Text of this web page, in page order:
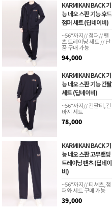
KARMIKAN BACK 기
능 네오 스판 기능 후드
점퍼 세트 (딥네이비)
~56"까지// 점퍼// 팬
츠 트레이닝 세트 // 단
품 구매 가능
94,000
KARMIKAN BACK 기
능 네오 스판 기능 긴팔
세트 (딥네이비)
~56"까지// 긴팔티,긴
바지 세트
78,000
KARMIKAN BACK 기
능 네오 스판 고무밴딩
트레이닝 팬츠 (딥네이
비)
~56"까지// 티셔츠,점
퍼와 세트 구매 가능
39,000